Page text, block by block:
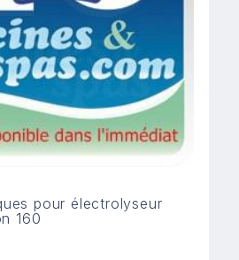
pour électrolyseur
160